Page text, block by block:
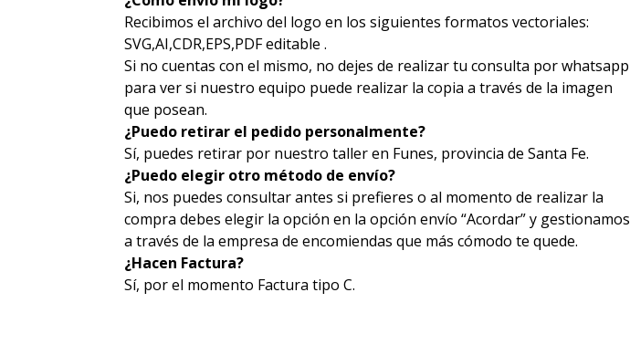
Recibimos el archivo del logo en los siguientes formatos vectoriales:
SVG,AI,CDR,EPS,PDF editable .
Si no cuentas con el mismo, no dejes de realizar tu consulta por whatsapp
para ver si nuestro equipo puede realizar la copia a través de la imagen
que posean.
¿Puedo retirar el pedido personalmente?
Sí, puedes retirar por nuestro taller en Funes, provincia de Santa Fe.
¿Puedo elegir otro método de envío?
Si, nos puedes consultar antes si prefieres o al momento de realizar la
compra debes elegir la opción en la opción envío “Acordar” y gestionamos
a través de la empresa de encomiendas que más cómodo te quede.
¿Hacen Factura?
Sí, por el momento Factura tipo C.